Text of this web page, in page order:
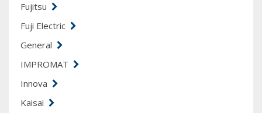
Fujitsu
Fuji Electric
General
IMPROMAT
Innova
Kaisai